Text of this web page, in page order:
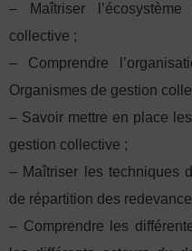
– Maîtriser
collective ;
– Comprendre
Organismes de gestion
– Savoir mettre en place
gestion collective ;
– Maîtriser les techniques
de répartition des
– Comprendre les